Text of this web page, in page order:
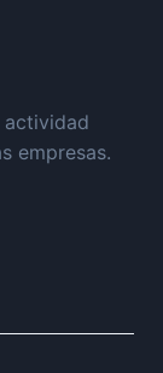
actividad
empresas.